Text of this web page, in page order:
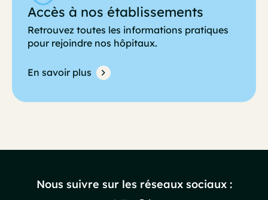
Accès à nos établissements
Retrouvez toutes les informations pratiques
pour rejoindre nos hôpitaux.
En savoir plus
Nous suivre sur les réseaux sociaux :